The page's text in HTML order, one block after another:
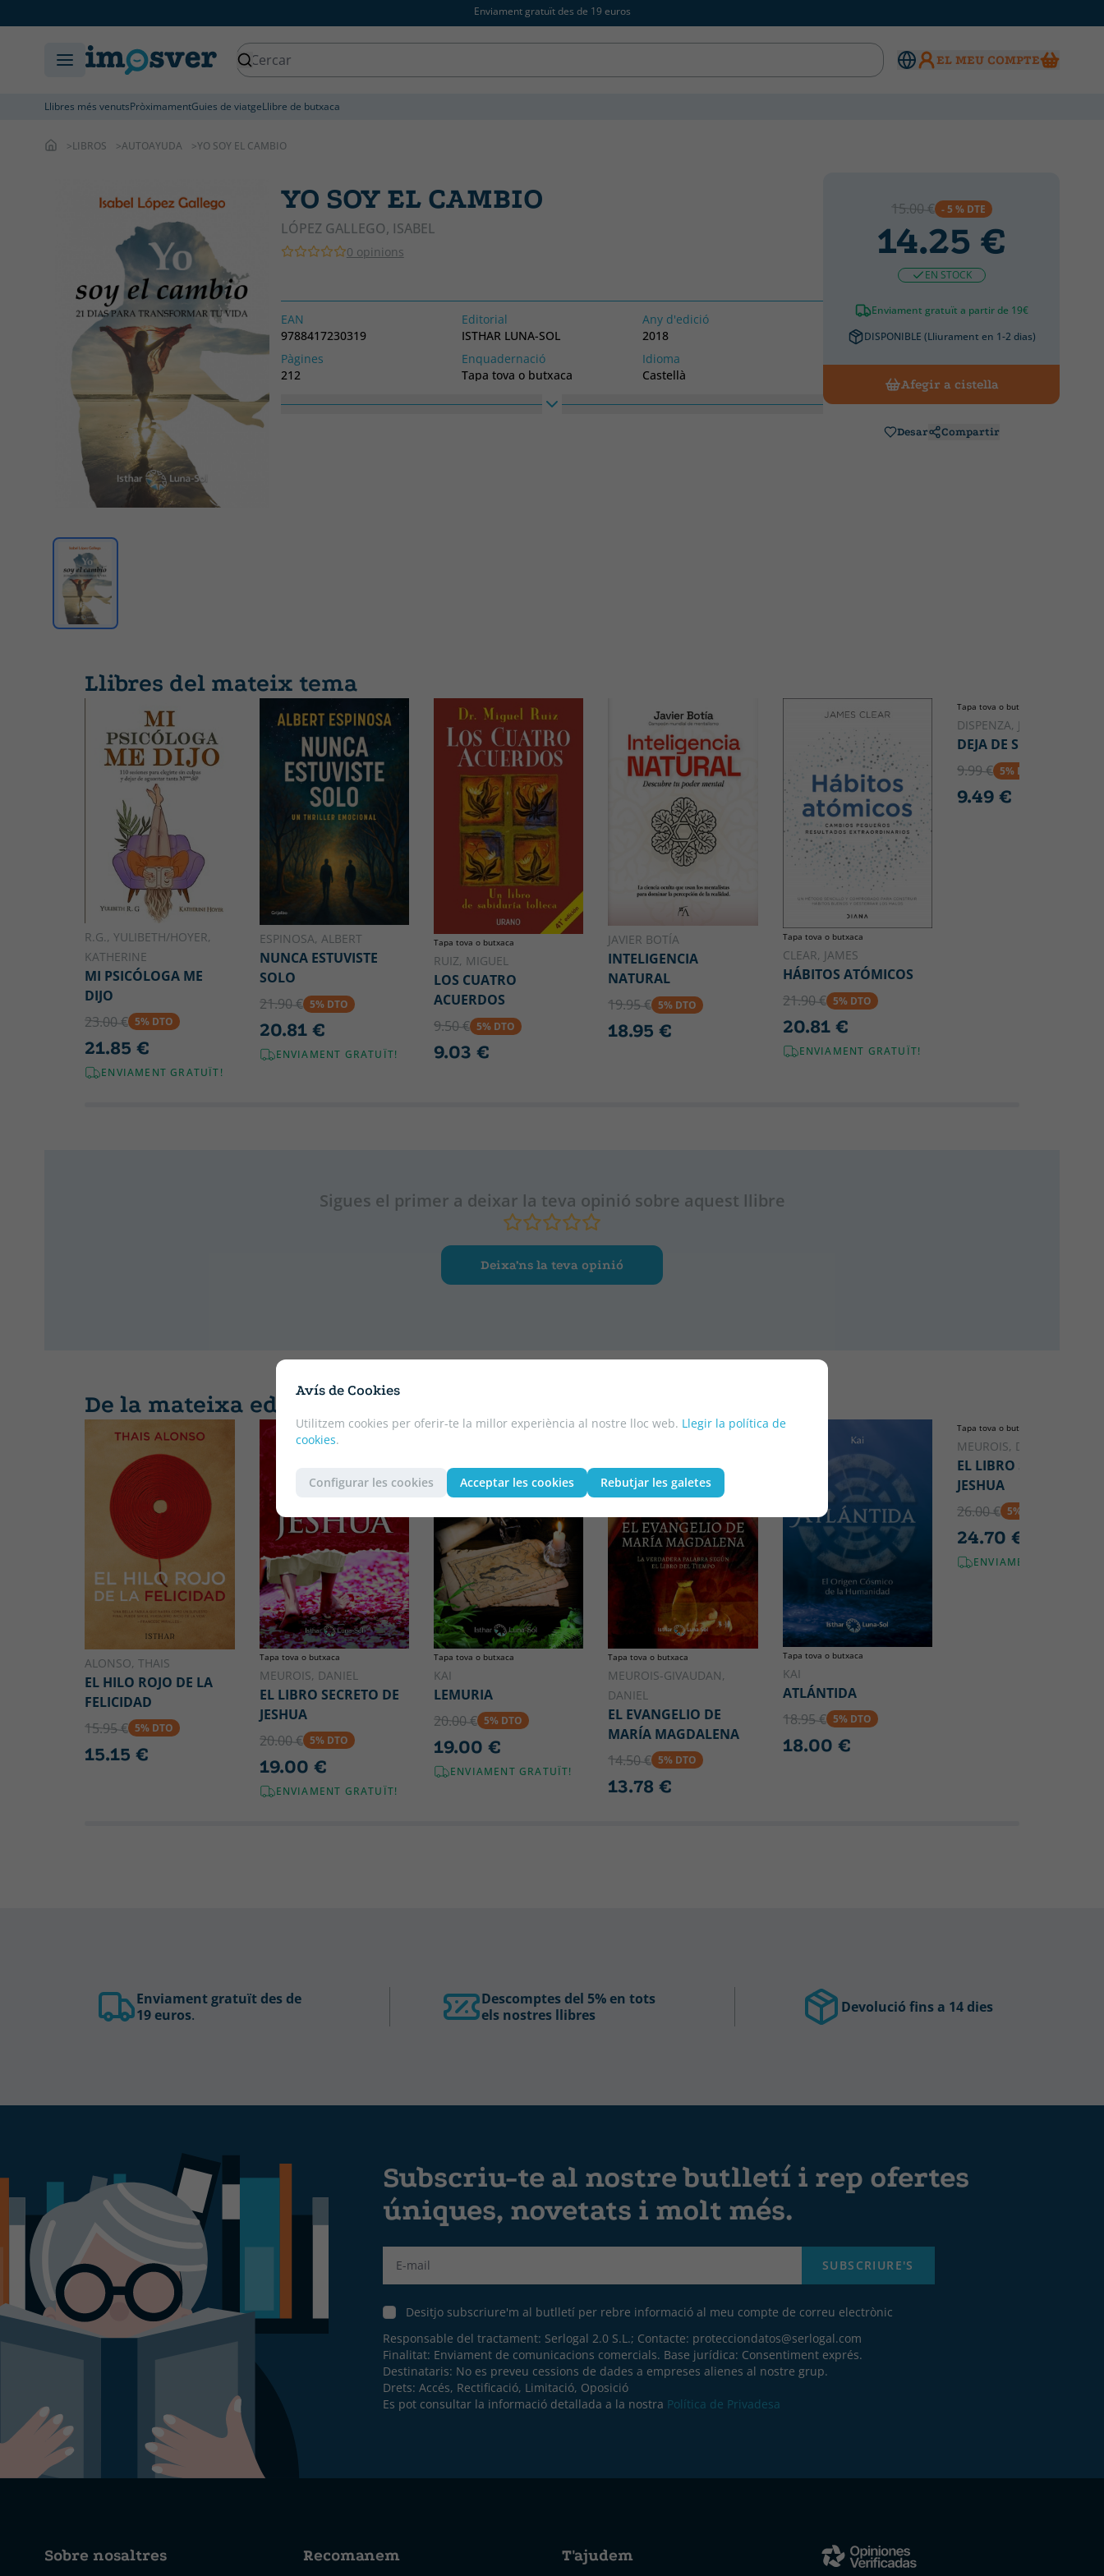
Enviament gratuït des de 19 euros
EL MEU COMPTE
Llibres més venutsPròximamentGuies de viatgeLlibre de butxaca
Avís de Cookies
Utilitzem cookies per oferir-te la millor experiència al nostre lloc web. Llegir la política de
cookies.
Configurar les cookies Acceptar les cookies Rebutjar les galetes
LIBROS AUTOAYUDA YO SOY EL CAMBIO
YO SOY EL CAMBIO
LÓPEZ GALLEGO, ISABEL
0 opinions
EAN
9788417230319
Editorial
ISTHAR LUNA-SOL
Any d'edició
2018
Pàgines
212
Enquadernació
Tapa tova o butxaca
Idioma
Castellà
15.00 € - 5 % DTE
14.25 €
EN STOCK
Enviament gratuït a partir de 19€
DISPONIBLE (Lliurament en 1-2 dias)
Afegir a cistella
Desar Compartir
Llibres del mateix tema
R.G., YULIBETH/HOYER,
KATHERINE
MI PSICÓLOGA ME
DIJO
23.00 € 5% DTO
21.85 €
ENVIAMENT GRATUÏT!
ESPINOSA, ALBERT
NUNCA ESTUVISTE
SOLO
21.90 € 5% DTO
20.81 €
ENVIAMENT GRATUÏT!
Tapa tova o butxaca
RUIZ, MIGUEL
LOS CUATRO
ACUERDOS
9.50 € 5% DTO
9.03 €
JAVIER BOTÍA
INTELIGENCIA
NATURAL
19.95 € 5% DTO
18.95 €
Tapa tova o butxaca
CLEAR, JAMES
HÁBITOS ATÓMICOS
21.90 € 5% DTO
20.81 €
ENVIAMENT GRATUÏT!
Tapa tova o butxaca
DISPENZA, JOE
DEJA DE SER TÚ
9.99 € 5% DTO
9.49 €
Sigues el primer a deixar la teva opinió sobre aquest llibre
Deixa’ns la teva opinió
De la mateixa editorial
ALONSO, THAIS
EL HILO ROJO DE LA
FELICIDAD
15.95 € 5% DTO
15.15 €
Tapa tova o butxaca
MEUROIS, DANIEL
EL LIBRO SECRETO DE
JESHUA
20.00 € 5% DTO
19.00 €
ENVIAMENT GRATUÏT!
Tapa tova o butxaca
KAI
LEMURIA
20.00 € 5% DTO
19.00 €
ENVIAMENT GRATUÏT!
Tapa tova o butxaca
MEUROIS-GIVAUDAN,
DANIEL
EL EVANGELIO DE
MARÍA MAGDALENA
14.50 € 5% DTO
13.78 €
Tapa tova o butxaca
KAI
ATLÁNTIDA
18.95 € 5% DTO
18.00 €
Tapa tova o butxaca
MEUROIS, DANIEL
EL LIBRO SECRETO DE
JESHUA
26.00 € 5% DTO
24.70 €
ENVIAMENT GRATUÏT!
Enviament gratuït des de
19 euros.
Descomptes del 5% en tots
els nostres llibres
Devolució fins a 14 dies
Subscriu-te al nostre butlletí i rep ofertes
úniques, novetats i molt més.
SUBSCRIURE'S
Desitjo subscriure'm al butlletí per rebre informació al meu compte de correu electrònic
Responsable del tractament: Serlogal 2.0 S.L.; Contacte: protecciondatos@serlogal.com
Finalitat: Enviament de comunicacions comercials. Base jurídica: Consentiment exprés.
Destinataris: No es preveu cessions de dades a empreses alienes al nostre grup.
Drets: Accés, Rectificació, Limitació, Oposició
Es pot consultar la informació detallada a la nostra Política de Privadesa
Sobre nosaltres Recomanem T'ajudem